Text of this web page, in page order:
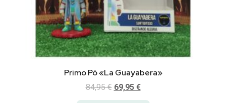
Primo Pó «La Guayabera»
84,95€ 69,95 €